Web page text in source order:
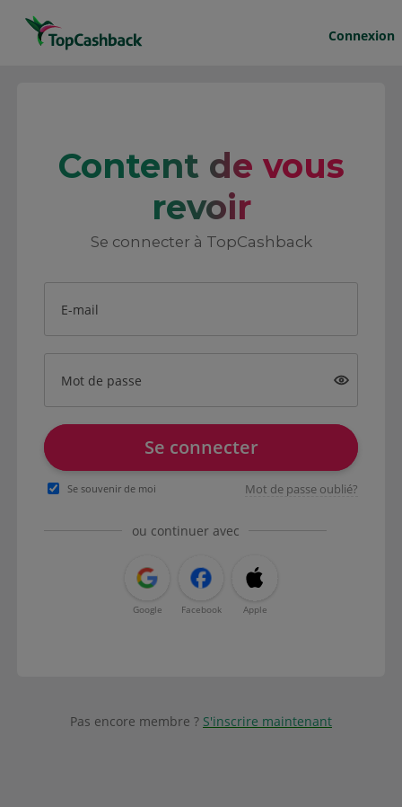
Connexion
Content de vous
revoir
Se connecter à TopCashback
E-mail
Mot de passe
Se connecter
Se souvenir de moi Mot de passe oublié?
ou continuer avec
Google Facebook Apple
Pas encore membre ? S'inscrire maintenant